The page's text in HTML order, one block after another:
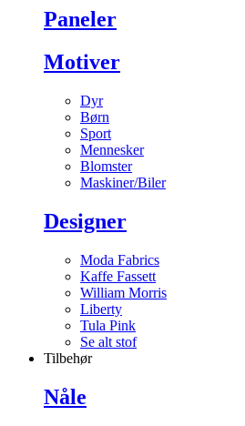
Paneler
Motiver
Dyr
Børn
Sport
Mennesker
Blomster
Maskiner/Biler
Designer
Moda Fabrics
Kaffe Fassett
William Morris
Liberty
Tula Pink
Se alt stof
Tilbehør
Nåle